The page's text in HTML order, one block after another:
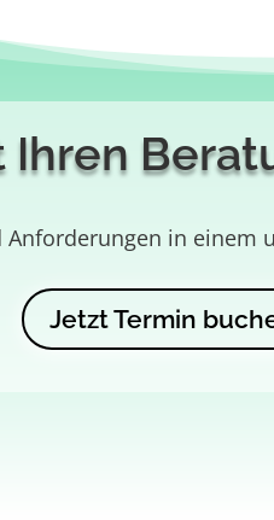
Ihren
in einem
Jetzt Termin